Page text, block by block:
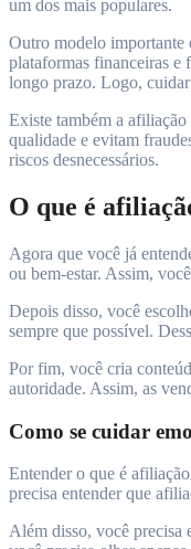
um dos mais populares.
Outro modelo importante
plataformas financeiras e
longo prazo. Logo,
Existe também a
qualidade e evitam
riscos desnecessários.
O que é
Agora que você já
ou bem-estar. Assim,
Depois disso, você
sempre que possível.
Por fim, você cria
autoridade. Assim, as
Como se cuidar
Entender o que é
precisa entender que
Além disso, você precisa